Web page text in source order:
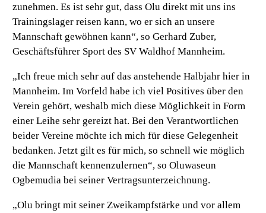
zunehmen. Es ist sehr gut, dass Olu direkt mit uns ins
Trainingslager reisen kann, wo er sich an unsere
Mannschaft gewöhnen kann“, so Gerhard Zuber,
Geschäftsführer Sport des SV Waldhof Mannheim.
„Ich freue mich sehr auf das anstehende Halbjahr hier in
Mannheim. Im Vorfeld habe ich viel Positives über den
Verein gehört, weshalb mich diese Möglichkeit in Form
einer Leihe sehr gereizt hat. Bei den Verantwortlichen
beider Vereine möchte ich mich für diese Gelegenheit
bedanken. Jetzt gilt es für mich, so schnell wie möglich
die Mannschaft kennenzulernen“, so Oluwaseun
Ogbemudia bei seiner Vertragsunterzeichnung.
„Olu bringt mit seiner Zweikampfstärke und vor allem